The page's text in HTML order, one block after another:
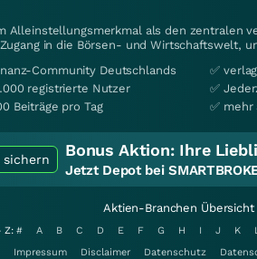
Alleinstellungsmerkmal als den zentralen
Zugang in die Börsen- und Wirtschaftswelt,
Community Deutschlands
registrierte Nutzer
Beiträge pro Tag
✅
✅
✅
sichern Bonus Aktion: Ihre
Jetzt Depot bei
Aktien-Branchen Übersicht
Z: # A B C D E F G H I J K
Impressum
Disclaimer Datenschutz